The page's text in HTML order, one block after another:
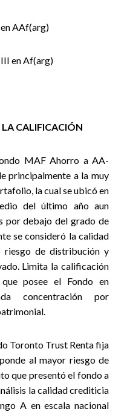
AAf(arg)
en Af(arg)
LA CALIFICACIÓN
MAF Ahorro a AA-
principalmente a la muy
la cual se ubicó en
del último año aun
por debajo del grado de
se consideró la calidad
riesgo de distribución y
Limita la calificación
posee el Fondo en
concentración por
Toronto Trust Renta fija
al mayor riesgo de
que presentó el fondo a
la calidad crediticia
A en escala nacional